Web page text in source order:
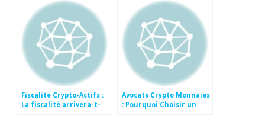
Fiscalité Crypto-Actifs :
La fiscalité arrivera-t-
Avocats Crypto Monnaies
: Pourquoi Choisir un